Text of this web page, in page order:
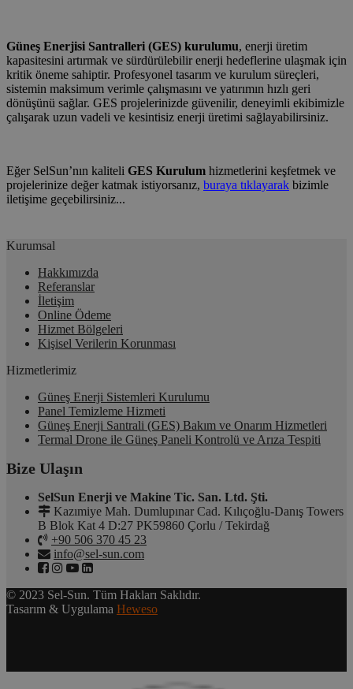
Güneş Enerjisi Santralleri (GES) kurulumu, enerji üretim
kapasitesini artırmak ve sürdürülebilir enerji hedeflerine ulaşmak için
kritik öneme sahiptir. Profesyonel tasarım ve kurulum süreçleri,
sistemin maksimum verimle çalışmasını ve yatırımın hızlı geri
dönüşünü sağlar. GES projelerinizde güvenilir, deneyimli ekibimizle
çalışarak uzun vadeli ve kesintisiz enerji üretimi sağlayabilirsiniz.
Eğer SelSun’nın kaliteli GES Kurulum hizmetlerini keşfetmek ve
projelerinize değer katmak istiyorsanız, buraya tıklayarak bizimle
iletişime geçebilirsiniz...
Kurumsal
Hakkımızda
Referanslar
İletişim
Online Ödeme
Hizmet Bölgeleri
Kişisel Verilerin Korunması
Hizmetlerimiz
Güneş Enerji Sistemleri Kurulumu
Panel Temizleme Hizmeti
Güneş Enerji Santrali (GES) Bakım ve Onarım Hizmetleri
Termal Drone ile Güneş Paneli Kontrolü ve Arıza Tespiti
Bize Ulaşın
SelSun Enerji ve Makine Tic. San. Ltd. Şti.
Kazımiye Mah. Dumlupınar Cad. Kılıçoğlu-Danış Towers
B Blok Kat 4 D:27 PK59860 Çorlu / Tekirdağ
+90 506 370 45 23
info@sel-sun.com
© 2023 Sel-Sun. Tüm Hakları Saklıdır.
Tasarım & Uygulama Heweso